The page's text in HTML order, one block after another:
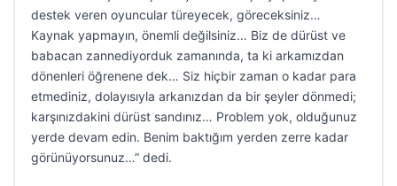
destek veren oyuncular türeyecek, göreceksiniz…
Kaynak yapmayın, önemli değilsiniz… Biz de dürüst ve
babacan zannediyorduk zamanında, ta ki arkamızdan
dönenleri öğrenene dek… Siz hiçbir zaman o kadar para
etmediniz, dolayısıyla arkanızdan da bir şeyler dönmedi;
karşınızdakini dürüst sandınız… Problem yok, olduğunuz
yerde devam edin. Benim baktığım yerden zerre kadar
görünüyorsunuz…” dedi.